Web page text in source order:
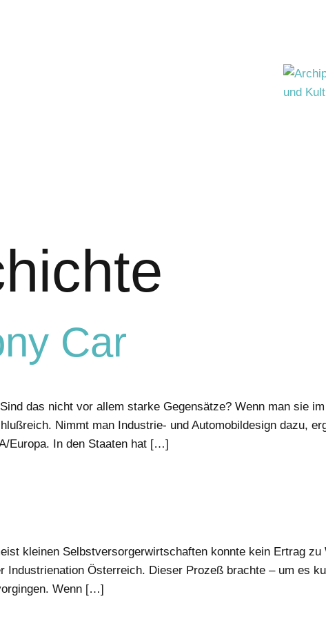
Car
das nicht vor allem starke Gegensätze? Wenn man sie
Nimmt man Industrie- und Automobildesign dazu,
Europa. In den Staaten hat […]
kleinen Selbstversorgerwirtschaften konnte kein Ertrag zu
Industrienation Österreich. Dieser Prozeß brachte – um es
Wenn […]